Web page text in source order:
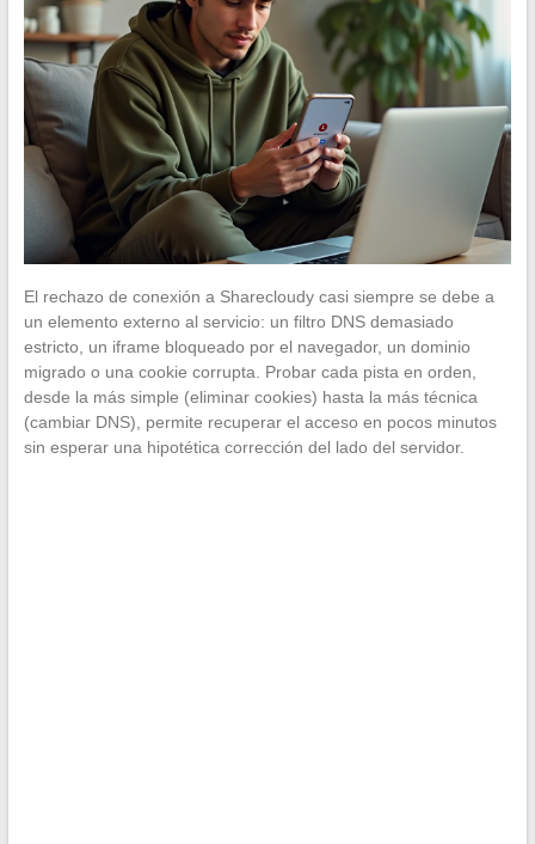
El rechazo de conexión a Sharecloudy casi siempre se debe a
un elemento externo al servicio: un filtro DNS demasiado
estricto, un iframe bloqueado por el navegador, un dominio
migrado o una cookie corrupta. Probar cada pista en orden,
desde la más simple (eliminar cookies) hasta la más técnica
(cambiar DNS), permite recuperar el acceso en pocos minutos
sin esperar una hipotética corrección del lado del servidor.